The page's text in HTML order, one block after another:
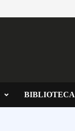
BIBLIOTECA